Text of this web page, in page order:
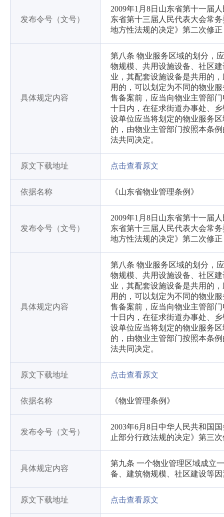
发布令号（文号）
2009年1月8日山东省第十一届
东省第十三届人民代表大会常
地方性法规的决定》第二次修正
具体规定内容
第八条 物业服务区域的划分，
物规模、共用设施设备、社区
业，其配套设施设备是共用的
用的，可以划定为不同的物业
售备案前，应当向物业主管部
十日内，在征求街道办事处、
设单位应当将划定的物业服务
的，由物业主管部门按照本条
法共同决定。
原文下载地址 点击查看原文
依据名称 《山东省物业管理条例》
发布令号（文号）
2009年1月8日山东省第十一届
东省第十三届人民代表大会常
地方性法规的决定》第二次修正
具体规定内容
第八条 物业服务区域的划分，
物规模、共用设施设备、社区
业，其配套设施设备是共用的
用的，可以划定为不同的物业
售备案前，应当向物业主管部
十日内，在征求街道办事处、
设单位应当将划定的物业服务
的，由物业主管部门按照本条
法共同决定。
原文下载地址 点击查看原文
依据名称 《物业管理条例》
发布令号（文号）
2003年6月8日中华人民共和国
止部分行政法规的决定》第三
具体规定内容
第九条 一个物业管理区域成立
备、建筑物规模、社区建设等
原文下载地址 点击查看原文